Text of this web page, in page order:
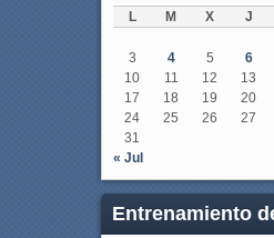
L M X J
3
4 5 6
10
11 12 13
17
18 19 20
24
25 26 27
31
« Jul
Entrenamiento